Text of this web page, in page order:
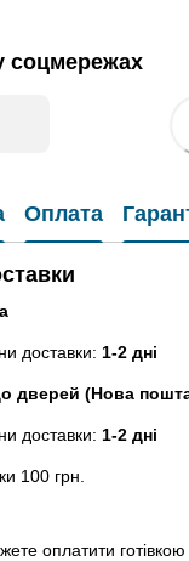
соцмережах
Оплата
доставки: 1-2 дні
дверей (Нова
доставки: 1-2 дні
100 грн.
оплатити готівкою